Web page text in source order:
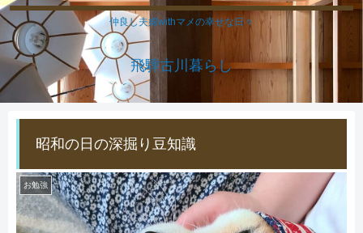
仲良し夫婦withマメの幸せな日々
飛騨古川暮らし
昭和の日の深掘り豆知識
お勉強